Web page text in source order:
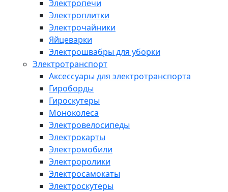
Электропечи
Электроплитки
Электрочайники
Яйцеварки
Электрошвабры для уборки
Электротранспорт
Аксессуары для электротранспорта
Гироборды
Гироскутеры
Моноколеса
Электровелосипеды
Электрокарты
Электромобили
Электроролики
Электросамокаты
Электроскутеры